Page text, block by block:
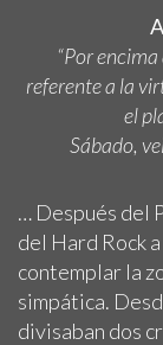
“Por
referente a la
el
Sábado,
… Después del
del Hard Rock
contemplar la
simpática.
divisaban dos